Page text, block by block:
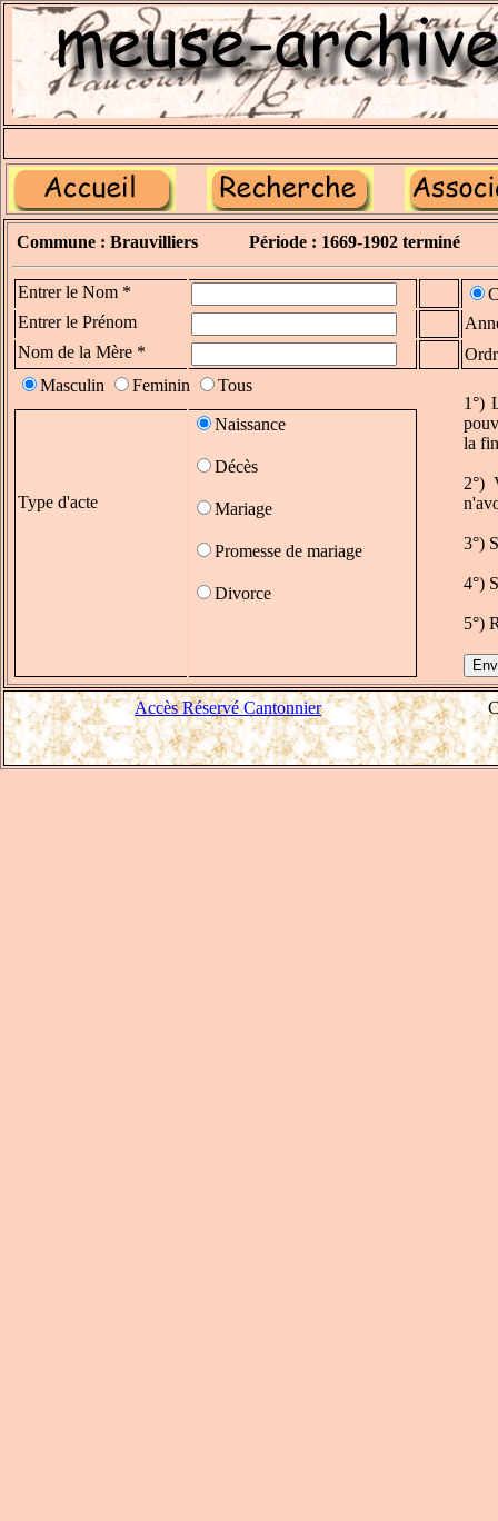
Commune : Brauvilliers Période : 1669-1902 terminé
Entrer le Nom *
Entrer le Prénom
Nom de la Mère *
Masculin
Feminin
Tous
1°)
la
2°)
3°)
4°)
5°)
Type d'acte
Naissance
Décès
Mariage
Promesse de mariage
Divorce
Accès Réservé Cantonnier